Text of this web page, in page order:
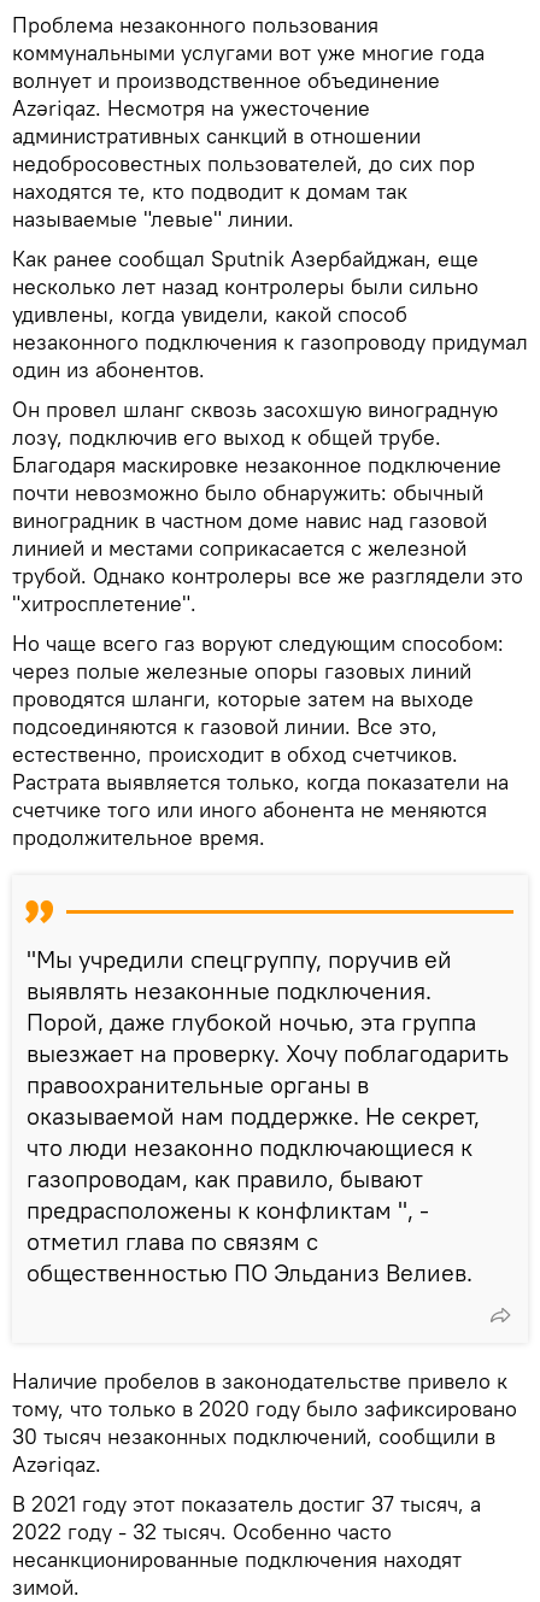
Проблема незаконного пользования
коммунальными услугами вот уже многие года
волнует и производственное объединение
Azəriqaz. Несмотря на ужесточение
административных санкций в отношении
недобросовестных пользователей, до сих пор
находятся те, кто подводит к домам так
называемые "левые" линии.
Как ранее сообщал Sputnik Азербайджан, еще
несколько лет назад контролеры были сильно
удивлены, когда увидели, какой способ
незаконного подключения к газопроводу придумал
один из абонентов.
Он провел шланг сквозь засохшую виноградную
лозу, подключив его выход к общей трубе.
Благодаря маскировке незаконное подключение
почти невозможно было обнаружить: обычный
виноградник в частном доме навис над газовой
линией и местами соприкасается с железной
трубой. Однако контролеры все же разглядели это
"хитросплетение".
Но чаще всего газ воруют следующим способом:
через полые железные опоры газовых линий
проводятся шланги, которые затем на выходе
подсоединяются к газовой линии. Все это,
естественно, происходит в обход счетчиков.
Растрата выявляется только, когда показатели на
счетчике того или иного абонента не меняются
продолжительное время.
"Мы учредили спецгруппу, поручив ей
выявлять незаконные подключения.
Порой, даже глубокой ночью, эта группа
выезжает на проверку. Хочу поблагодарить
правоохранительные органы в
оказываемой нам поддержке. Не секрет,
что люди незаконно подключающиеся к
газопроводам, как правило, бывают
предрасположены к конфликтам ", -
отметил глава по связям с
общественностью ПО Эльданиз Велиев.
Наличие пробелов в законодательстве привело к
тому, что только в 2020 году было зафиксировано
30 тысяч незаконных подключений, сообщили в
Azəriqaz.
В 2021 году этот показатель достиг 37 тысяч, а
2022 году - 32 тысяч. Особенно часто
несанкционированные подключения находят
зимой.